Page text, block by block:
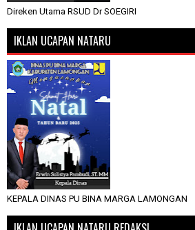
Direken Utama RSUD Dr SOEGIRI
IKLAN UCAPAN NATARU
KEPALA DINAS PU BINA MARGA LAMONGAN